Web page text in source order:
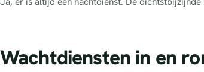
Wachtdiensten in en